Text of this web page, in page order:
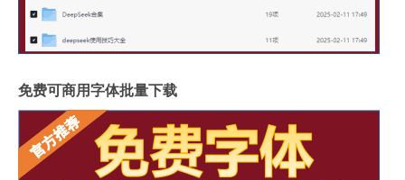
免费可商用字体批量下载